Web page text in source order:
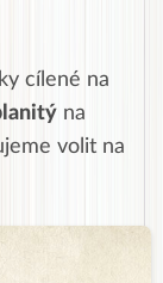
cílené na
na
volit na